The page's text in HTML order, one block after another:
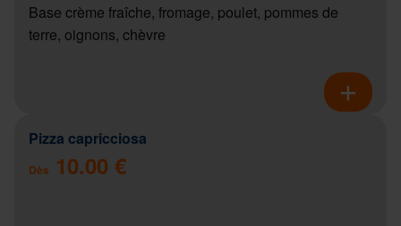
Base crème fraîche, fromage, poulet, pommes de
terre, oignons, chèvre
Pizza capricciosa
Dès 10.00 €